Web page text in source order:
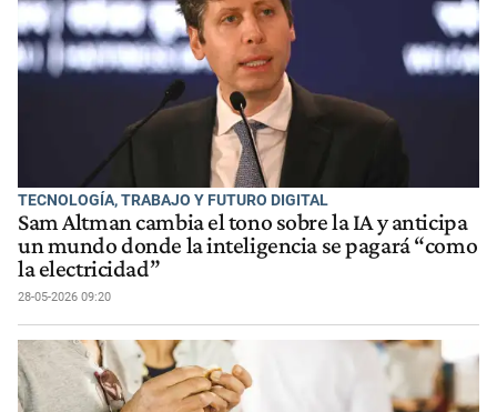
TECNOLOGÍA, TRABAJO Y FUTURO DIGITAL
Sam Altman cambia el tono sobre la IA y anticipa
un mundo donde la inteligencia se pagará “como
la electricidad”
28-05-2026 09:20